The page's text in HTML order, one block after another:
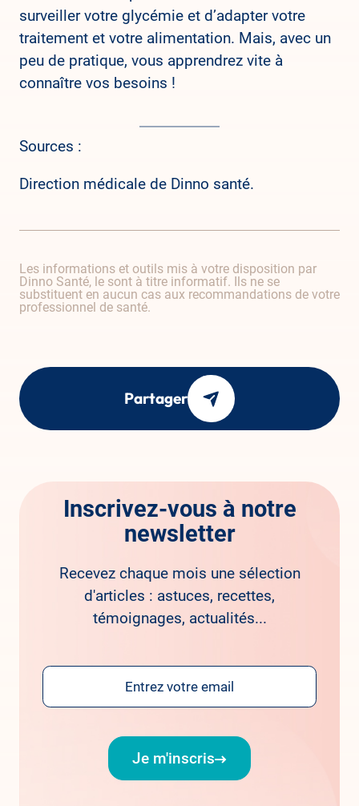
surveiller votre glycémie et d’adapter votre
traitement et votre alimentation. Mais, avec un
peu de pratique, vous apprendrez vite à
connaître vos besoins !
Sources :
Direction médicale de Dinno santé.
Les informations et outils mis à votre disposition par
Dinno Santé, le sont à titre informatif. Ils ne se
substituent en aucun cas aux recommandations de votre
professionnel de santé.
Partager
Inscrivez-vous à notre
newsletter
Recevez chaque mois une sélection
d'articles : astuces, recettes,
témoignages, actualités...
Email
Je m'inscris